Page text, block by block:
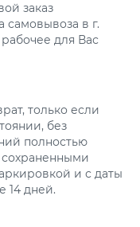
заказ
самовывоза в г.
для Вас
только если
без
полностью
и с даты
14 дней.